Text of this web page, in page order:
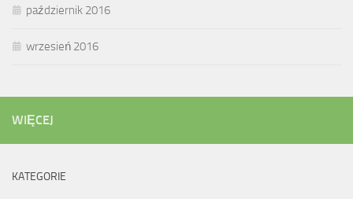
październik 2016
wrzesień 2016
WIĘCEJ
KATEGORIE